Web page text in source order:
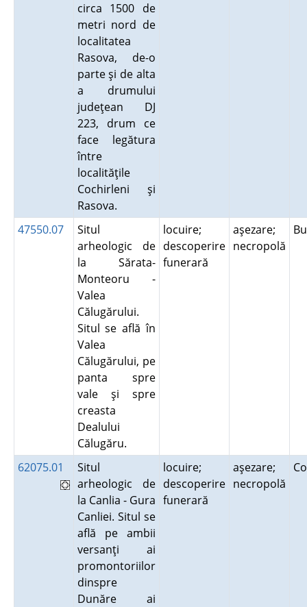
circa 1500 de
metri nord de
localitatea
Rasova, de-o
parte şi de alta
a drumului
judeţean DJ
223, drum ce
face legătura
între
localităţile
Cochirleni şi
Rasova.
47550.07
Situl
arheologic de
la Sărata-
Monteoru -
Valea
Călugărului.
Situl se află în
Valea
Călugărului, pe
panta spre
vale şi spre
creasta
Dealului
Călugăru.
locuire;
descoperire
funerară
aşezare;
necropolă
62075.01
Situl
arheologic de
la Canlia - Gura
Canliei. Situl se
află pe ambii
versanţi ai
promontoriilor
dinspre
Dunăre ai
locuire;
descoperire
funerară
aşezare;
necropolă